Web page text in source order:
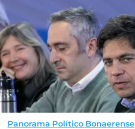
Panorama Político Bonaerense